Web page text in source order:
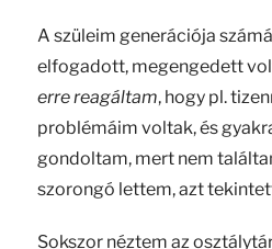
A szüleim generációja
elfogadott, megengedett
erre reagáltam, hogy pl.
problémáim voltak, és
gondoltam, mert nem
szorongó lettem, azt
Sokszor néztem az